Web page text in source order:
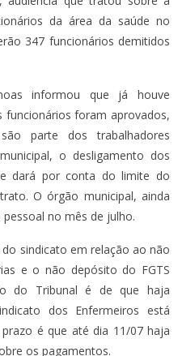
da área da saúde no
347 funcionários demitidos
informou que já houve
funcionários foram aprovados,
parte dos trabalhadores
o desligamento dos
dará por conta do limite do
O órgão municipal, ainda
no mês de julho.
sindicato em relação ao não
e o não depósito do FGTS
do Tribunal é de que haja
dos Enfermeiros está
é que até dia 11/07 haja
os pagamentos.